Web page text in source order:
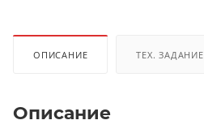
ОПИСАНИЕ ТЕХ. ЗАДАНИЕ
Описание